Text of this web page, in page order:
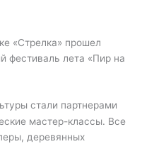
«Стрелка» прошел
фестиваль лета «Пир на
стали партнерами
мастер-классы. Все
деревянных